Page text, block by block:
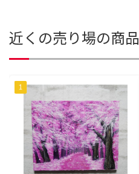
近くの売り場の商品